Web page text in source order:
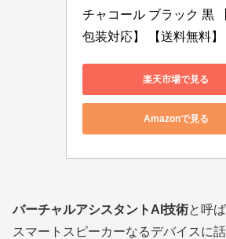
チャコール ブラック 黒
包装対応】 【送料無料】
楽天市場で見る
Amazonで見る
バーチャルアシスタントAI技術と呼
スマートスピーカーなるデバイスに